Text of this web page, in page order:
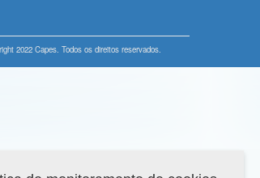
2022 Capes. Todos os direitos reservados.